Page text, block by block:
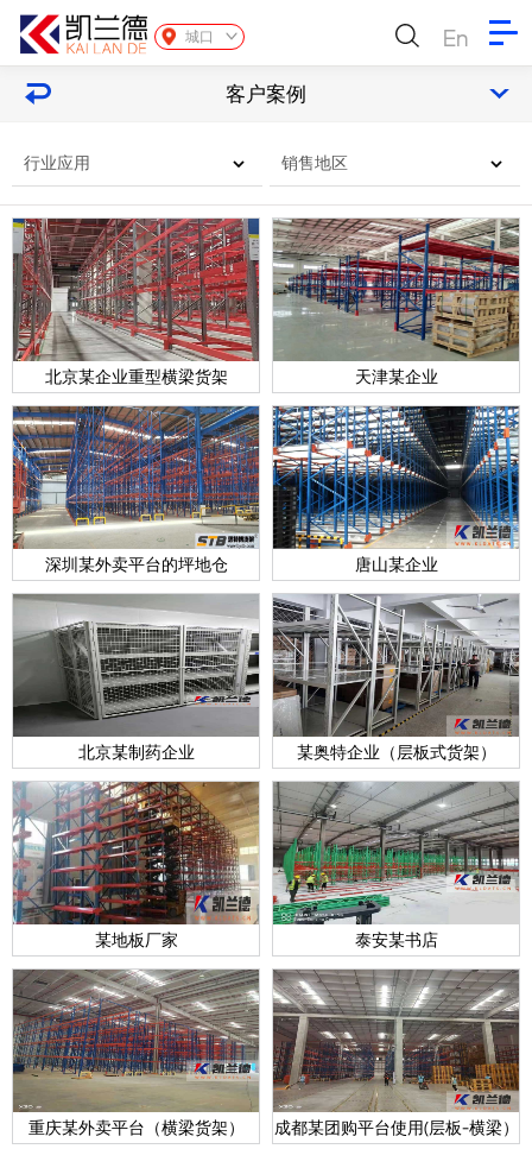
城口 En
客户案例
行业应用 销售地区
北京某企业重型横梁货架 天津某企业
深圳某外卖平台的坪地仓 唐山某企业
北京某制药企业 某奥特企业（层板式货架）
某地板厂家 泰安某书店
重庆某外卖平台（横梁货架） 成都某团购平台使用(层板-横梁）